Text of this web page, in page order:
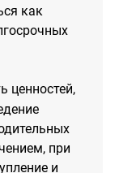
как
ценностей,
при
и